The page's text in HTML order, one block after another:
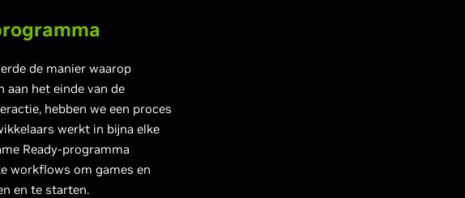
de manier waarop
het einde van de
hebben we een proces
werkt in bijna elke
Ready-programma
workflows om games en
en te starten.